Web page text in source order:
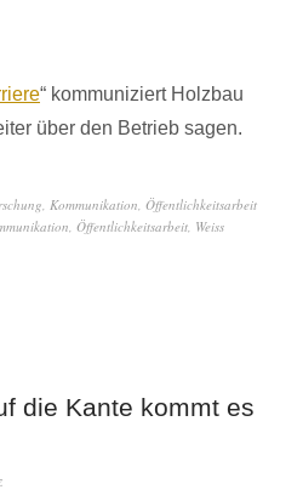
“ kommuniziert Holzbau
über den Betrieb sagen.
Kommunikation Öffentlichkeitsarbeit
Öffentlichkeitsarbeit Weiss
die Kante kommt es